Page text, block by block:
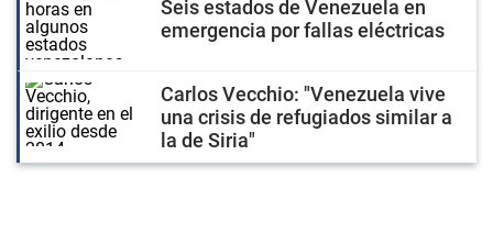
Seis estados de Venezuela en
emergencia por fallas eléctricas
Carlos Vecchio: "Venezuela vive
una crisis de refugiados similar a
la de Siria"